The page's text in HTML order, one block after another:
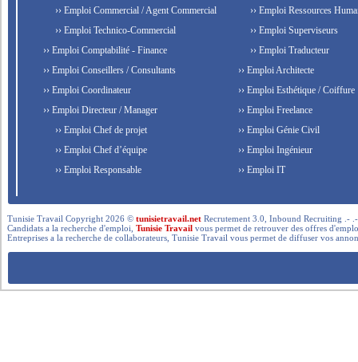
›› Emploi Commercial / Agent Commercial
›› Emploi Technico-Commercial
›› Emploi Comptabilité - Finance
›› Emploi Conseillers / Consultants
›› Emploi Coordinateur
›› Emploi Directeur / Manager
›› Emploi Chef de projet
›› Emploi Chef d’équipe
›› Emploi Responsable
›› Emploi Ressources
›› Emploi Superviseurs
›› Emploi Traducteur
›› Emploi Architecte
›› Emploi Esthétique / Coiffure
›› Emploi Freelance
›› Emploi Génie Civil
›› Emploi Ingénieur
›› Emploi IT
Tunisie Travail Copyright 2026 ©tunisietravail.net Recrutement 3.0, Inbound Recruiting .-
Candidats a la recherche d'emploi,Tunisie Travail vous permet de retrouver des offres
Entreprises a la recherche de collaborateurs, Tunisie Travail vous permet de diffuser vos